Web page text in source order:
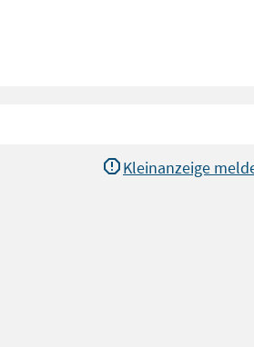
Kleinanzeige